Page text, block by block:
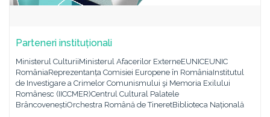
Parteneri instituționali
Ministerul CulturiiMinisterul Afacerilor ExterneEUNICEUNIC
RomâniaReprezentanța Comisiei Europene în RomâniaInstitutul
de Investigare a Crimelor Comunismului şi Memoria Exilului
Românesc (IICCMER)Centrul Cultural Palatele
BrâncoveneștiOrchestra Română de TineretBiblioteca Națională